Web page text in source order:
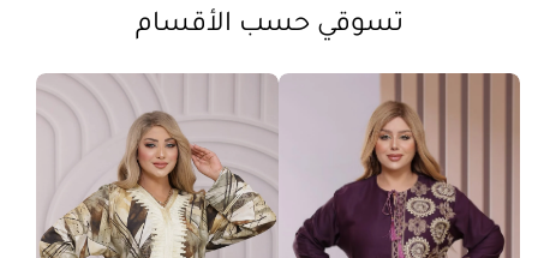
تسوقي حسب الأقسام